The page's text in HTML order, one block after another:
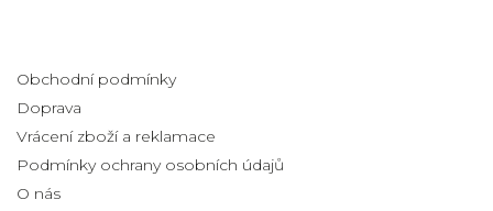
Obchodní podmínky
Doprava
Vrácení zboží a reklamace
Podmínky ochrany osobních údajů
O nás